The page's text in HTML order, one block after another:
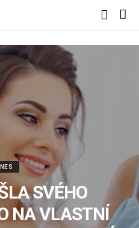
SVÉHO
NA VLASTNÍ